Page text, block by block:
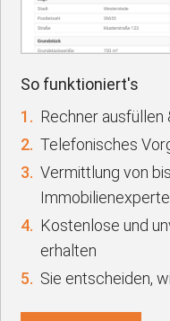
So funktioniert's
1. Rechner ausfüllen
2. Telefonisches
3. Vermittlung von
4. Kostenlose und
erhalten
5. Sie entscheiden,